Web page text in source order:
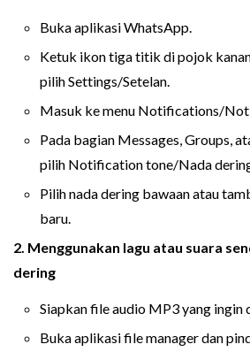
Buka aplikasi WhatsApp.
Ketuk ikon tiga titik di pojok
pilih Settings/Setelan.
Masuk ke menu Notifications/
Pada bagian Messages, Groups,
pilih Notification tone/Nada
Pilih nada dering bawaan atau
baru.
2. Menggunakan lagu atau suara
dering
Siapkan file audio MP3 yang ingin
Buka aplikasi file manager dan